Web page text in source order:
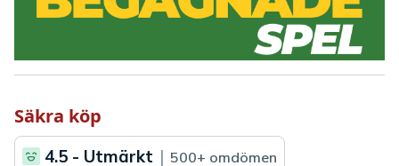
Säkra köp